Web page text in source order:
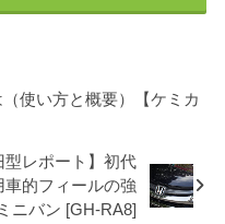
使い方と概要）【ケミカ
型レポート】初代
的フィールの強
ニバン [GH-RA8]